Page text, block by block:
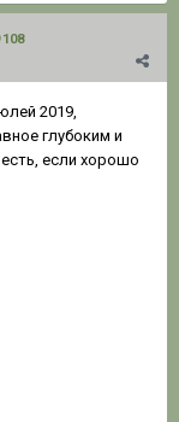
108
2019,
глубоким и
если хорошо